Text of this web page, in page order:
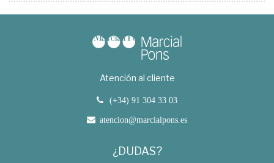
Atención al cliente
(+34) 91 304 33 03
atencion@marcialpons.es
¿DUDAS?